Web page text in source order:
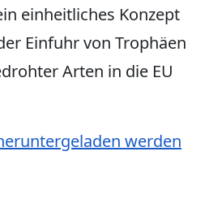
einheitliches Konzept
Einfuhr von Trophäen
Arten in die EU
werden